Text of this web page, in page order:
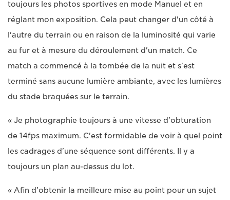
toujours les photos sportives en mode Manuel et en
réglant mon exposition. Cela peut changer d'un côté à
l'autre du terrain ou en raison de la luminosité qui varie
au fur et à mesure du déroulement d'un match. Ce
match a commencé à la tombée de la nuit et s'est
terminé sans aucune lumière ambiante, avec les lumières
du stade braquées sur le terrain.
« Je photographie toujours à une vitesse d'obturation
de 14fps maximum. C'est formidable de voir à quel point
les cadrages d'une séquence sont différents. Il y a
toujours un plan au-dessus du lot.
« Afin d'obtenir la meilleure mise au point pour un sujet